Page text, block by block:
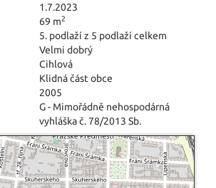
1.7.2023
69 m2
5. podlaží z 5 podlaží celkem
Velmi dobrý
Cihlová
Klidná část obce
2005
G - Mimořádně nehospodárná
vyhláška č. 78/2013 Sb.